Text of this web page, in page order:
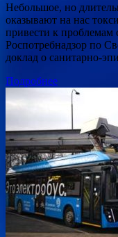
Небольшое, но
оказывают на нас
привести к проблемам
Роспотребнадзор по
доклад о санитарно-
Подробнее